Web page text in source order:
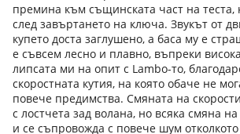
премина към същинската част на теста,
след завъртането на ключа. Звукът от
купето доста заглушено, а баса му е
е съвсем лесно и плавно, въпреки
липсата ми на опит с Lambo-то,
скоростната кутия, на която обаче не
повече предимства. Смяната на
с лостчета зад волана, но всяка смяна
и се съпровожда с повече шум